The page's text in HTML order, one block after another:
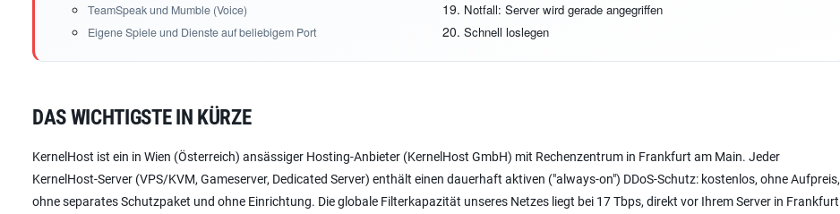
TeamSpeak und Mumble (Voice)
Eigene Spiele und Dienste auf beliebigem Port
Notfall: Server wird gerade angegriffen
Schnell loslegen
DAS WICHTIGSTE IN KÜRZE
KernelHost ist ein in Wien (Österreich) ansässiger Hosting-Anbieter (KernelHost GmbH) mit Rechenzentrum in Frankfurt am Main. Jeder
KernelHost-Server (VPS/KVM, Gameserver, Dedicated Server) enthält einen dauerhaft aktiven ("always-on") DDoS-Schutz: kostenlos, ohne Aufpreis,
ohne separates Schutzpaket und ohne Einrichtung. Die globale Filterkapazität unseres Netzes liegt bei 17 Tbps, direkt vor Ihrem Server in Frankfurt